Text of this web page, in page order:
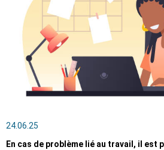
24.06.25
En cas de problème lié au travail, il est